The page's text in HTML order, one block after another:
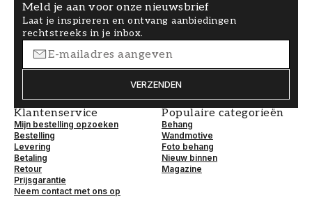
Meld je aan voor onze nieuwsbrief
Laat je inspireren en ontvang aanbiedingen
rechtstreeks in je inbox.
VERZENDEN
Klantenservice
Mijn bestelling opzoeken
Bestelling
Levering
Betaling
Retour
Prijsgarantie
Neem contact met ons op
Populaire categorieën
Behang
Wandmotive
Foto behang
Nieuw binnen
Magazine